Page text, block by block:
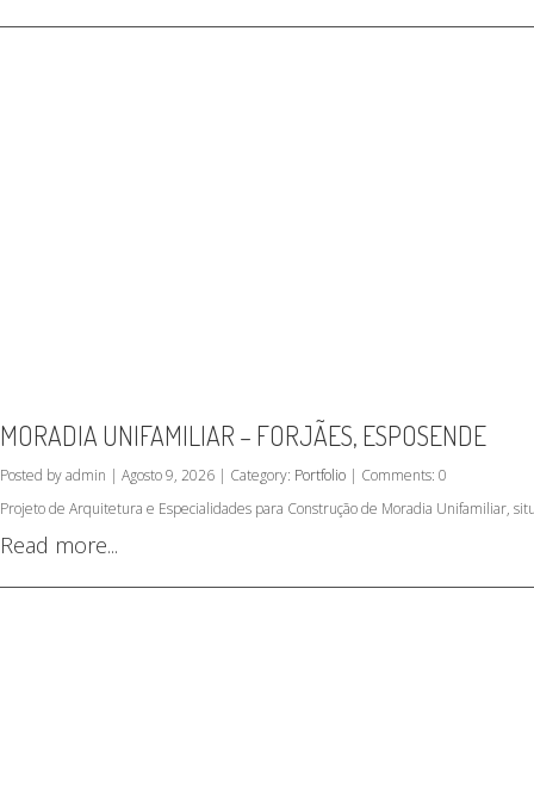
MORADIA UNIFAMILIAR – FORJÃES, ESPOSENDE
Posted by admin | Agosto 9, 2026 | Category: Portfolio | Comments: 0
Projeto de Arquitetura e Especialidades para Construção de Moradia Unifamiliar,
Read more...